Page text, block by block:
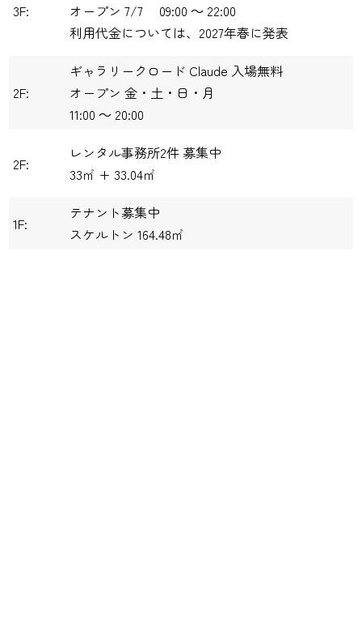
3F:
オープン7/7
09:00 ～ 22:00
利用代金については、2027年春に発表
2F:
ギャラリークロード Claude 入場無料
オープン 金・土・日・月
11:00 ～ 20:00
2F:
レンタル事務所2件 募集中
33㎡ + 33.04㎡
1F:
テナント募集中
スケルトン 164.48㎡